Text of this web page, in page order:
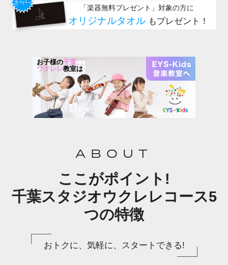
お子様の千葉
ウクレレ教室は
ABOUT
ここがポイント!
千葉スタジオウクレレコース5
つの特徴
おトクに、気軽に、スタートできる!